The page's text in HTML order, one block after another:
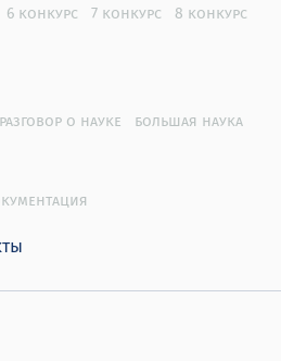
6 конкурс 7 конкурс
8 конкурс
разговор о науке большая наука